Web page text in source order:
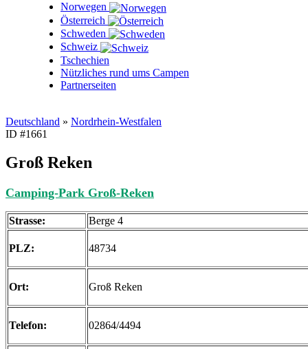
Norwegen
Österreich
Schweden
Schweiz
Tschechien
Nützliches rund ums Campen
Partnerseiten
Deutschland » Nordrhein-Westfalen
ID #1661
Groß Reken
Camping-Park Groß-Reken
Strasse: Berge 4
PLZ: 48734
Ort: Groß Reken
Telefon: 02864/4494